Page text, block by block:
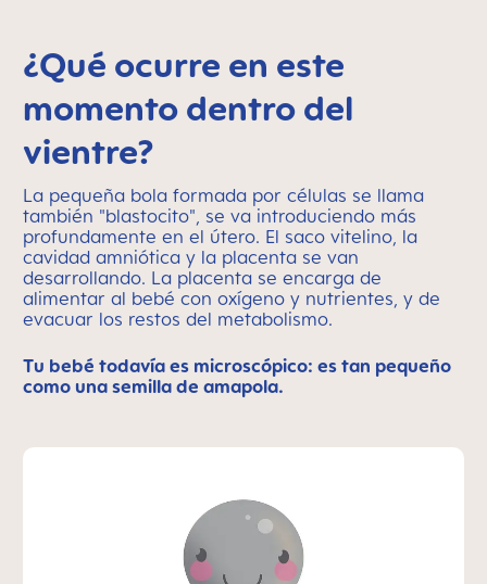
¿Qué ocurre en este
momento dentro del
vientre?
La pequeña bola formada por células se llama
también "blastocito", se va introduciendo más
profundamente en el útero. El saco vitelino, la
cavidad amniótica y la placenta se van
desarrollando. La placenta se encarga de
alimentar al bebé con oxígeno y nutrientes, y de
evacuar los restos del metabolismo.
Tu bebé todavía es microscópico: es tan pequeño
como una semilla de amapola.